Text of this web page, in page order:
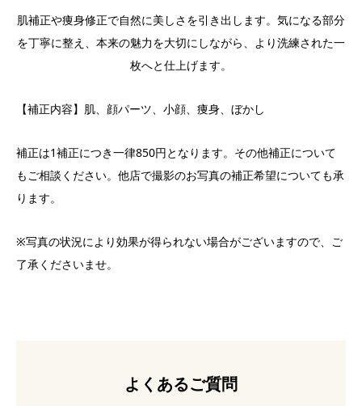
肌補正や痩身修正で自然に美しさを引き出します。気になる部分
を丁寧に整え、本来の魅力を大切にしながら、より洗練された一
枚へと仕上げます。
【補正内容】肌、顔パーツ、小顔、痩身、ぼかし
補正は1補正につき一律850円となります。その他補正について
もご相談ください。他店で撮影のお写真の補正希望についても承
ります。
※写真の状況により効果が得られない場合がございますので、ご
了承くださいませ。
よくあるご質問